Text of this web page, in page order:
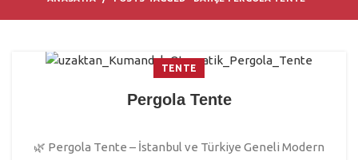
TENTE
Pergola Tente
🌿 Pergola Tente – İstanbul ve Türkiye Geneli Modern